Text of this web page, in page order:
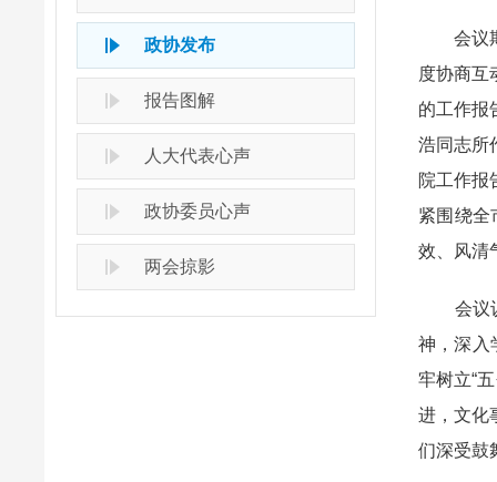
政协发布
报告图解
人大代表心声
政协委员心声
两会掠影
会议期
度协商互
的工作报
浩同志所
院工作报
紧围绕全
效、风清
会议认
神，深入
牢树立“
进，文化
们深受鼓